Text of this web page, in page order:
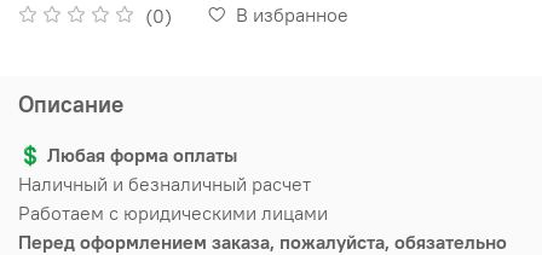
(0) В избранное
Описание
💲 Любая форма оплаты
Наличный и безналичный расчет
Работаем с юридическими лицами
Перед оформлением заказа, пожалуйста, обязательно